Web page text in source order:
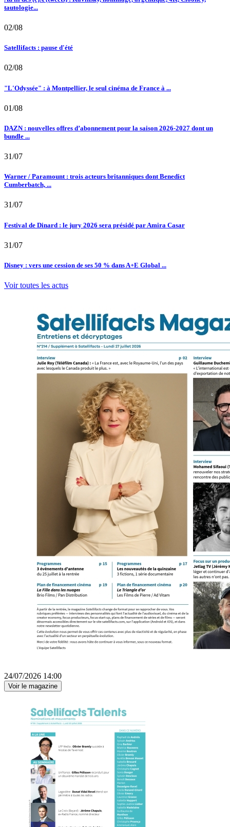
tautologie...
02/08
Satellifacts : pause d'été
02/08
"L'Odyssée" : à Montpellier, le seul cinéma de France à ...
01/08
DAZN : nouvelles offres d’abonnement pour la saison 2026-2027 dont un
bundle ...
31/07
Warner / Paramount : trois acteurs britanniques dont Benedict
Cumberbatch, ...
31/07
Festival de Dinard : le jury 2026 sera présidé par Amira Casar
31/07
Disney : vers une cession de ses 50 % dans A+E Global ...
Voir toutes les actus
24/07/2026 14:00
Voir le magazine